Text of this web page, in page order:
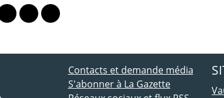
Mastodon
profil Bluesky
vers le profil Instagram
Lien vers le profil Linkedin
Lien vers le profil Facebook
Lien vers le profil Twitter
Contacts et demande média
S'abonner à La Gazette